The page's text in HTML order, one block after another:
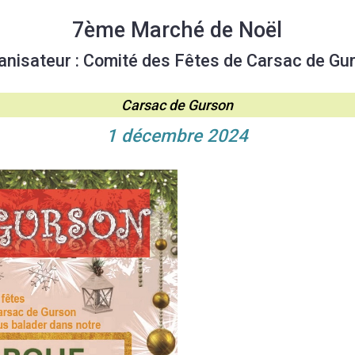
7ème Marché de Noël
: Comité des Fêtes de Carsac de
Carsac de Gurson
1 décembre 2024